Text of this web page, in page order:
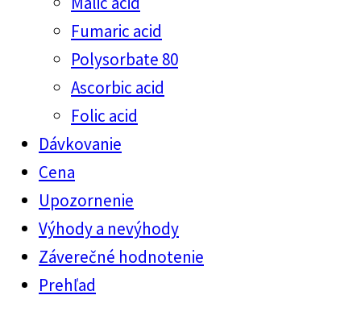
Fumaric acid
Polysorbate 80
Ascorbic acid
Folic acid
Dávkovanie
Cena
Upozornenie
Výhody a nevýhody
Záverečné hodnotenie
Prehľad